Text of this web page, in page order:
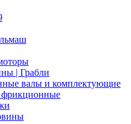
| Грабли
валы и комплектующие